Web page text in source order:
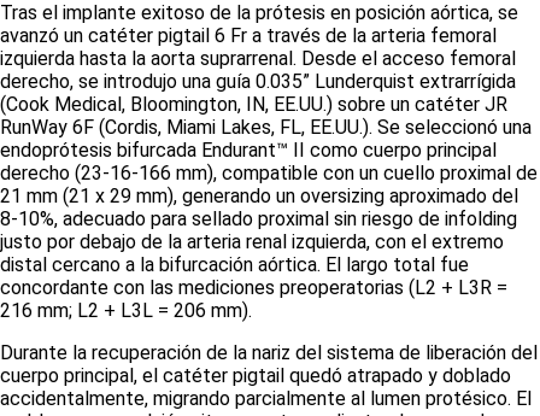
Tras el implante exitoso de la prótesis en posición aórtica, se
avanzó un catéter pigtail 6 Fr a través de la arteria femoral
izquierda hasta la aorta suprarrenal. Desde el acceso femoral
derecho, se introdujo una guía 0.035” Lunderquist extrarrígida
(Cook Medical, Bloomington, IN, EE.UU.) sobre un catéter JR
RunWay 6F (Cordis, Miami Lakes, FL, EE.UU.). Se seleccionó una
endoprótesis bifurcada Endurant™ II como cuerpo principal
derecho (23-16-166 mm), compatible con un cuello proximal de
21 mm (21 x 29 mm), generando un oversizing aproximado del
8-10%, adecuado para sellado proximal sin riesgo de infolding
justo por debajo de la arteria renal izquierda, con el extremo
distal cercano a la bifurcación aórtica. El largo total fue
concordante con las mediciones preoperatorias (L2 + L3R =
216 mm; L2 + L3L = 206 mm).
Durante la recuperación de la nariz del sistema de liberación del
cuerpo principal, el catéter pigtail quedó atrapado y doblado
accidentalmente, migrando parcialmente al lumen protésico. El